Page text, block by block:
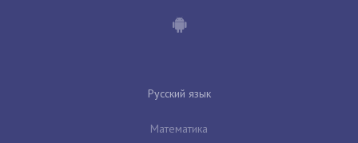
Русский язык
Математика